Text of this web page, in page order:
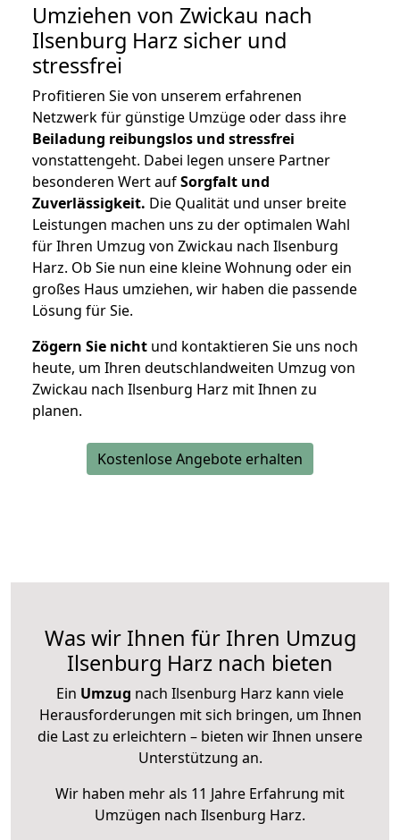
Umziehen von Zwickau nach
Ilsenburg Harz sicher und
stressfrei
Profitieren Sie von unserem erfahrenen
Netzwerk für günstige Umzüge oder dass ihre
Beiladung reibungslos und stressfrei
vonstattengeht. Dabei legen unsere Partner
besonderen Wert aufSorgfalt und
Zuverlässigkeit. Die Qualität und unser breite
Leistungen machen uns zu der optimalen Wahl
für Ihren Umzug von Zwickau nach Ilsenburg
Harz. Ob Sie nun eine kleine Wohnung oder ein
großes Haus umziehen, wir haben die passende
Lösung für Sie.
Zögern Sie nicht und kontaktieren Sie uns noch
heute, um Ihren deutschlandweiten Umzug von
Zwickau nach Ilsenburg Harz mit Ihnen zu
planen.
Kostenlose Angebote erhalten
Was wir Ihnen für Ihren Umzug
Ilsenburg Harz nach bieten
Ein Umzug nach Ilsenburg Harz kann viele
Herausforderungen mit sich bringen, um Ihnen
die Last zu erleichtern – bieten wir Ihnen unsere
Unterstützung an.
Wir haben mehr als 11 Jahre Erfahrung mit
Umzügen nach Ilsenburg Harz.